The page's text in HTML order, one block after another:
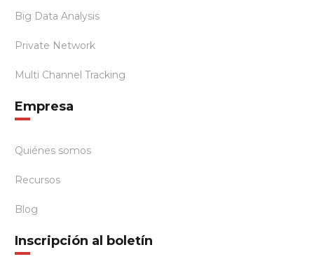
Big Data Analysis
Private Network
Multi Channel Tracking
Empresa
Quiénes somos
Recursos
Blog
Inscripción al boletín